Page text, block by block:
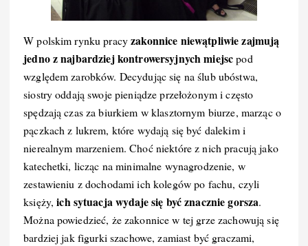
W polskim rynku pracyzakonnice niewątpliwie zajmują
jedno z najbardziej kontrowersyjnych miejscpod
względem zarobków. Decydując się na ślub ubóstwa,
siostry oddają swoje pieniądze przełożonym i często
spędzają czas za biurkiem w klasztornym biurze, marząc o
pączkach z lukrem, które wydają się być dalekim i
nierealnym marzeniem. Choć niektóre z nich pracują jako
katechetki, licząc na minimalne wynagrodzenie, w
zestawieniu z dochodami ich kolegów po fachu, czyli
księży,ich sytuacja wydaje się być znacznie gorsza.
Można powiedzieć, że zakonnice w tej grze zachowują się
bardziej jak figurki szachowe, zamiast być graczami,